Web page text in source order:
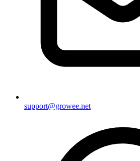
support@growee.net